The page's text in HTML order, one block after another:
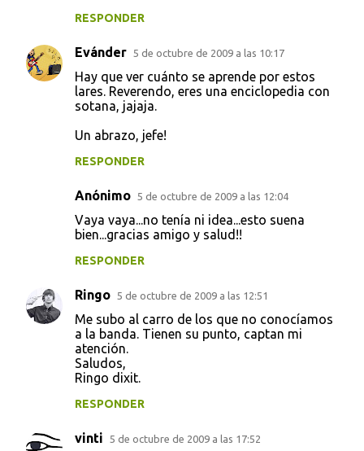
RESPONDER
Evánder 5 de octubre de 2009 a las 10:17
Hay que ver cuánto se aprende por estos
lares. Reverendo, eres una enciclopedia con
sotana, jajaja.
Un abrazo, jefe!
RESPONDER
Anónimo 5 de octubre de 2009 a las 12:04
Vaya vaya...no tenía ni idea...esto suena
bien...gracias amigo y salud!!
RESPONDER
Ringo 5 de octubre de 2009 a las 12:51
Me subo al carro de los que no conocíamos
a la banda. Tienen su punto, captan mi
atención.
Saludos,
Ringo dixit.
RESPONDER
vinti 5 de octubre de 2009 a las 17:52